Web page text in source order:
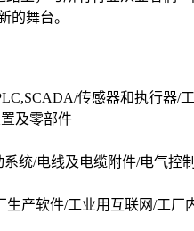
的舞台。
传感器和执行器
及零部件
统/电线及电缆附件/电气
产软件/工业用互联网/工厂